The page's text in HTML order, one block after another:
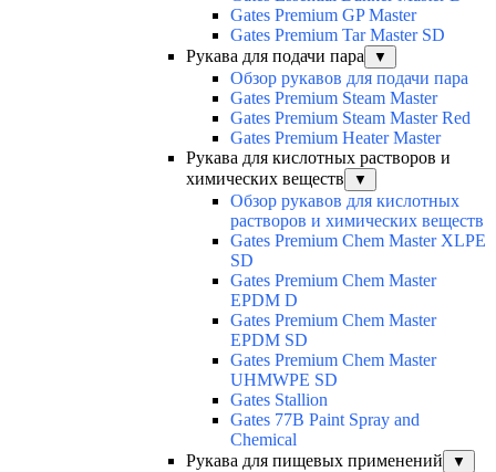
Gates Premium GP Master
Gates Premium Tar Master SD
Рукава для подачи пара
▼
Обзор рукавов для подачи пара
Gates Premium Steam Master
Gates Premium Steam Master Red
Gates Premium Heater Master
Рукава для кислотных растворов и
химических веществ
▼
Обзор рукавов для кислотных
растворов и химических веществ
Gates Premium Chem Master XLPE
SD
Gates Premium Chem Master
EPDM D
Gates Premium Chem Master
EPDM SD
Gates Premium Chem Master
UHMWPE SD
Gates Stallion
Gates 77B Paint Spray and
Chemical
Рукава для пищевых применений
▼